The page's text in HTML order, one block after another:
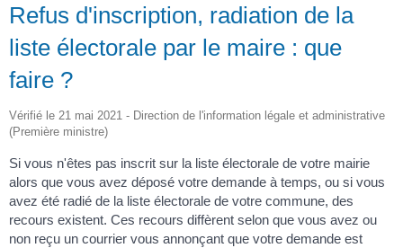
Refus d'inscription, radiation de la
liste électorale par le maire : que
faire ?
Vérifié le 21 mai 2021 - Direction de l'information légale et administrative
(Première ministre)
Si vous n'êtes pas inscrit sur la liste électorale de votre mairie
alors que vous avez déposé votre demande à temps, ou si vous
avez été radié de la liste électorale de votre commune, des
recours existent. Ces recours diffèrent selon que vous avez ou
non reçu un courrier vous annonçant que votre demande est